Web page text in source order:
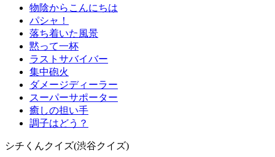
物陰からこんにちは
パシャ！
落ち着いた風景
黙って一杯
ラストサバイバー
集中砲火
ダメージディーラー
スーパーサポーター
癒しの担い手
調子はどう？
シチくんクイズ(渋谷クイズ)